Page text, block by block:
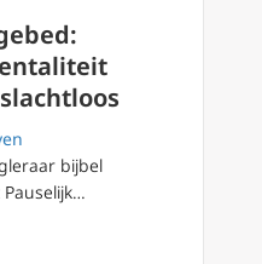
bijbel
gebed: